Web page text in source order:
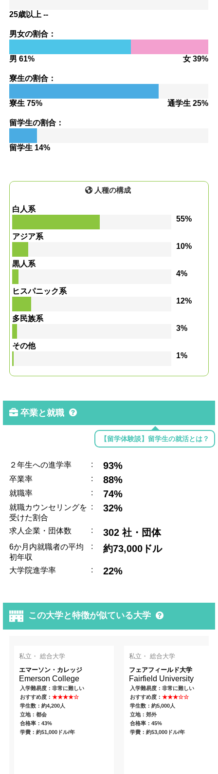
25歳以上 --
男女の割合：
男 61% 女 39%
寮生の割合：
寮生 75% 通学生 25%
留学生の割合：
留学生 14%
人種の構成
白人系
55%
アジア系
10%
黒人系
4%
ヒスパニック系
12%
多民族系
3%
その他
1%
卒業と就職
【留学体験談】留学生の就活とは？
２年生への進学率 : 93%
卒業率 : 88%
就職率 : 74%
就職カウンセリングを
受けた割合
: 32%
求人企業・団体数 : 302 社・団体
6か月内就職者の平均
初年収
: 約73,000ドル
大学院進学率 : 22%
この大学と特徴が似ている大学
私立・ 総合大学
エマーソン・カレッジ
Emerson College
入学難易度：非常に難しい
おすすめ度：★★★★☆
学生数：約4,200人
立地：都会
合格率：43%
学費：約51,000ドル/年
私立・ 総合大学
フェアフィールド大学
Fairfield University
入学難易度：非常に難しい
おすすめ度： ★★★☆☆
学生数：約5,000人
立地：郊外
合格率：45%
学費：約53,000ドル/年